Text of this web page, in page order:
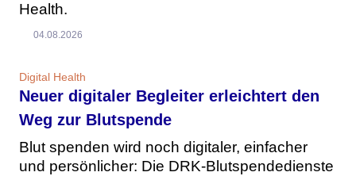
Health.
04.08.2026
Digital Health
Neuer digitaler Begleiter erleichtert den
Weg zur Blutspende
Blut spenden wird noch digitaler, einfacher
und persönlicher: Die DRK-Blutspendedienste